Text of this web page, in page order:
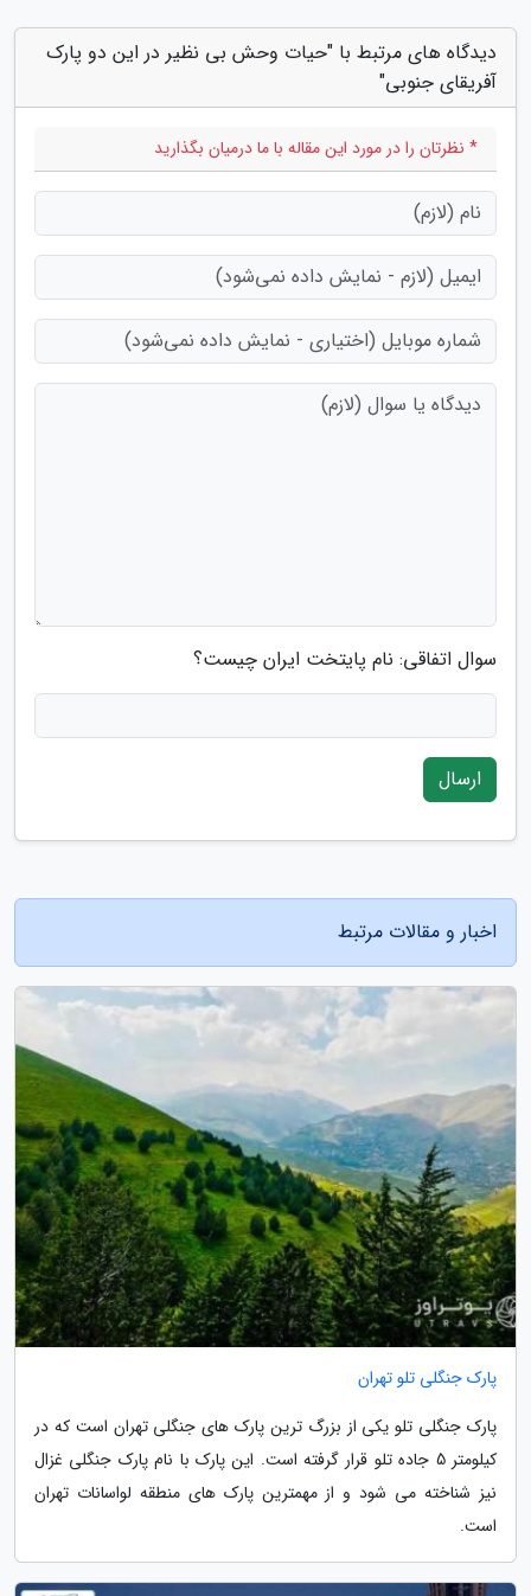
دیدگاه های مرتبط با "حیات وحش بی نظیر در این دو پارک
آفریقای جنوبی"
* نظرتان را در مورد این مقاله با ما درمیان بگذارید
سوال اتفاقی: نام پایتخت ایران چیست؟
ارسال
اخبار و مقالات مرتبط
پارک جنگلی تلو تهران
پارک جنگلی تلو یکی از بزرگ ترین پارک های جنگلی تهران است که در
کیلومتر 5 جاده تلو قرار گرفته است. این پارک با نام پارک جنگلی غزال
نیز شناخته می شود و از مهمترین پارک های منطقه لواسانات تهران
است.